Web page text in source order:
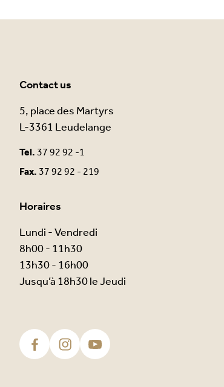
Contact us
5, place des Martyrs
L-3361 Leudelange
Tel.37 92 92 -1
Fax.37 92 92 - 219
Horaires
Lundi - Vendredi
8h00 - 11h30
13h30 - 16h00
Jusqu’à 18h30 le Jeudi